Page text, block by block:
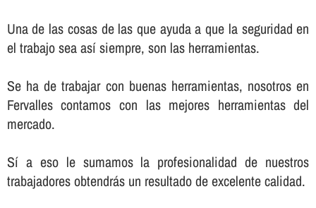
Una de las cosas de las que ayuda a que la seguridad en
el trabajo sea así­ siempre, son las herramientas.
Se ha de trabajar con buenas herramientas, nosotros en
Fervalles contamos con las mejores herramientas del
mercado.
Sí­ a eso le sumamos la profesionalidad de nuestros
trabajadores obtendrás un resultado de excelente calidad.